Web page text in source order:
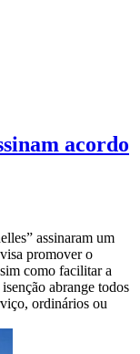
acordo
assinaram um
promover o
como facilitar a
abrange todos
ordinários ou